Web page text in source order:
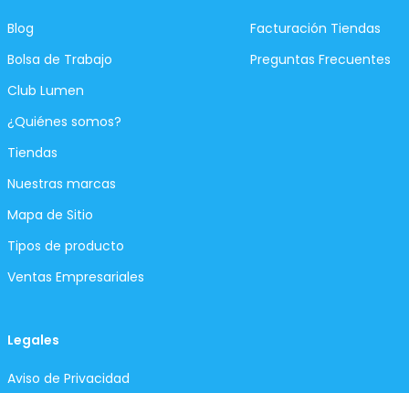
Blog
Bolsa de Trabajo
Club Lumen
¿Quiénes somos?
Tiendas
Nuestras marcas
Mapa de Sitio
Tipos de producto
Ventas Empresariales
Facturación Tiendas
Preguntas Frecuentes
Legales
Aviso de Privacidad